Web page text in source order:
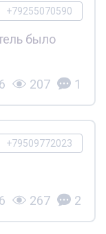
+79255070590
было
207 1
+79509772023
267 2